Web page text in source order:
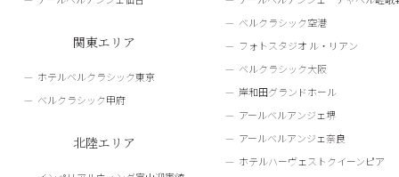
関東エリア
ホテルベルクラシック東京
ベルクラシック甲府
北陸エリア
ベルクラシック空港
フォトスタジオ ル・リアン
ベルクラシック大阪
岸和田グランドホール
アールベルアンジェ堺
アールベルアンジェ奈良
ホテルハーヴェストクイーンピア